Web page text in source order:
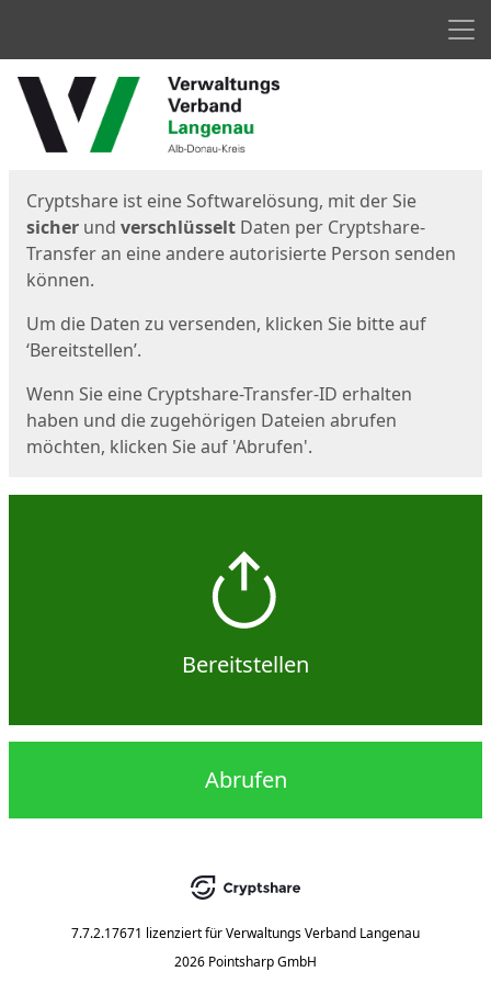
Start
Cryptshare ist eine Softwarelösung, mit der Sie
sicher und verschlüsselt Daten per Cryptshare-
Transfer an eine andere autorisierte Person senden
können.
Um die Daten zu versenden, klicken Sie bitte auf
‘Bereitstellen’.
Wenn Sie eine Cryptshare-Transfer-ID erhalten
haben und die zugehörigen Dateien abrufen
möchten, klicken Sie auf 'Abrufen'.
Bereitstellen
Abrufen
7.7.2.17671 lizenziert fürVerwaltungs Verband Langenau
2026 Pointsharp GmbH